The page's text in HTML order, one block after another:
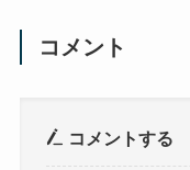
コメント
コメントする